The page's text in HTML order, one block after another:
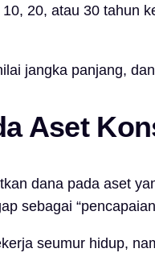
20, atau 30 tahun
jangka panjang,
Aset
dana pada aset
sebagai
seumur hidup,